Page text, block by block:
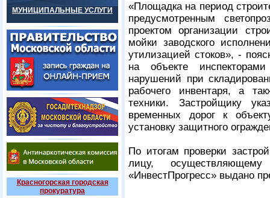
МУНИЦИПАЛЬНЫЕ УСЛУГИ
Красногорская городская
прокуратура
«Площадка на период
предусмотренным
проектом организации
мойки заводского
утилизацией стоков», -
на объекте
нарушений при
рабочего инвентаря, а
техники. Застройщику
временных дорог к
установку защитного
По итогам проверки
лицу,
«ИнвестПрогресс» выдано